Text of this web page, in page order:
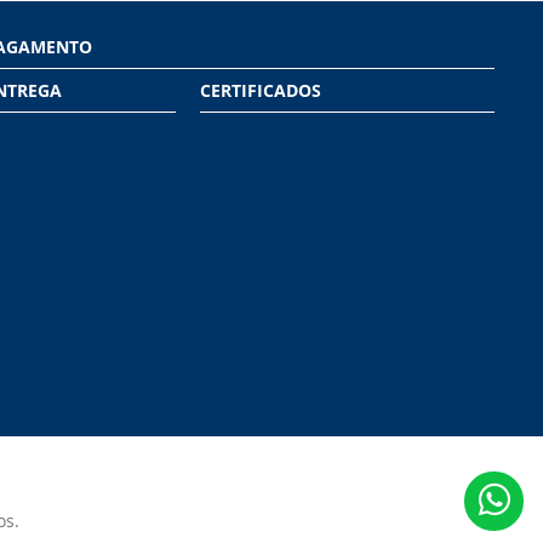
CERTIFICADOS